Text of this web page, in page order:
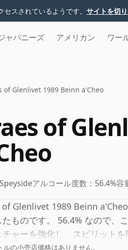
スされているようです。 サイトを切り
ャパニーズ アメリカン ワー
of Glenlivet 1989 Beinn a'Cheo
of
Speysideアルコール度数： 56.4%容
Glenlivet 1989 Beinn
ものです。 56.4% なので、
ャーを強化し、スピリットを
ルの小売店価格はありません。